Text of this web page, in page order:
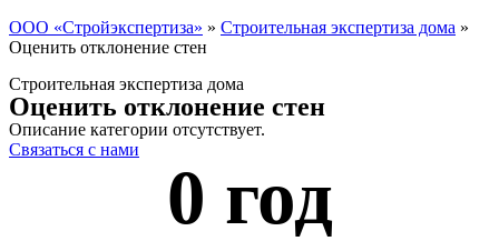
ООО «Стройэкспертиза» » Строительная экспертиза дома »
Оценить отклонение стен
Строительная экспертиза дома
Оценить отклонение стен
Описание категории отсутствует.
Связаться с нами
0 год